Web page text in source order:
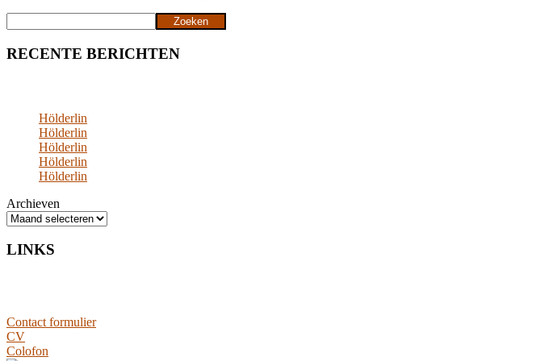
Zoeken
RECENTE BERICHTEN
Hölderlin
Hölderlin
Hölderlin
Hölderlin
Hölderlin
Archieven
LINKS
Contact formulier
CV
Colofon